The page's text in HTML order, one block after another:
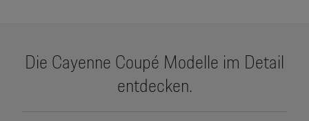
Die Cayenne Coupé Modelle im Detail
entdecken.